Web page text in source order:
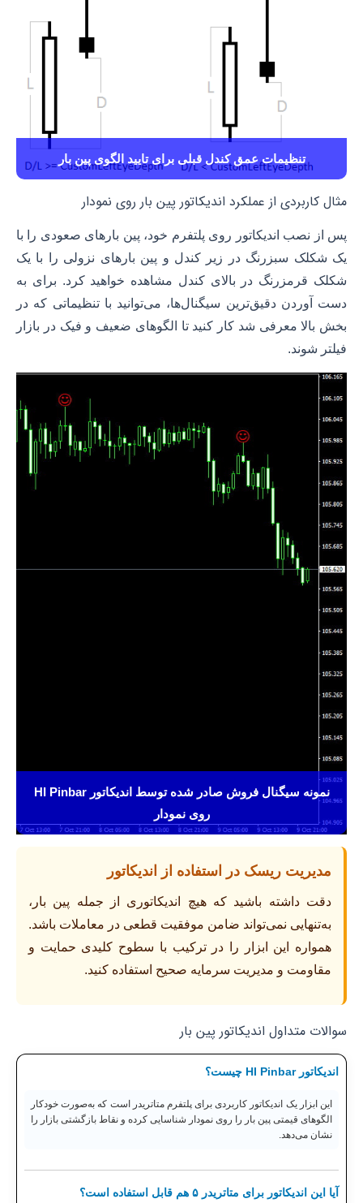
تنظیمات عمق کندل قبلی برای تایید الگوی پین بار
مثال کاربردی از عملکرد اندیکاتور پین بار روی نمودار
پس از نصب اندیکاتور روی پلتفرم خود، پین بارهای صعودی را با
یک شکلک سبزرنگ در زیر کندل و پین بارهای نزولی را با یک
شکلک قرمزرنگ در بالای کندل مشاهده خواهید کرد. برای به
دست آوردن دقیق‌ترین سیگنال‌ها، می‌توانید با تنظیماتی که در
بخش بالا معرفی شد کار کنید تا الگوهای ضعیف و فیک در بازار
فیلتر شوند.
نمونه سیگنال فروش صادر شده توسط اندیکاتور HI Pinbar
روی نمودار
مدیریت ریسک در استفاده از اندیکاتور
دقت داشته باشید که هیچ اندیکاتوری از جمله پین بار،
به‌تنهایی نمی‌تواند ضامن موفقیت قطعی در معاملات باشد.
همواره این ابزار را در ترکیب با سطوح کلیدی حمایت و
مقاومت و مدیریت سرمایه صحیح استفاده کنید.
سوالات متداول اندیکاتور پین بار
اندیکاتور HI Pinbar چیست؟
این ابزار یک اندیکاتور کاربردی برای پلتفرم متاتریدر است که به‌صورت خودکار
الگوهای قیمتی پین بار را روی نمودار شناسایی کرده و نقاط بازگشتی بازار را
نشان می‌دهد.
آیا این اندیکاتور برای متاتریدر ۵ هم قابل استفاده است؟